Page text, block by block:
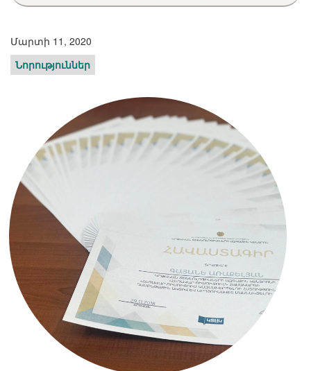
Մարտի 11, 2020
Նորություններ